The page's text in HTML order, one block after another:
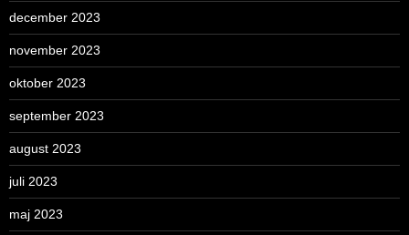
december 2023
november 2023
oktober 2023
september 2023
august 2023
juli 2023
maj 2023